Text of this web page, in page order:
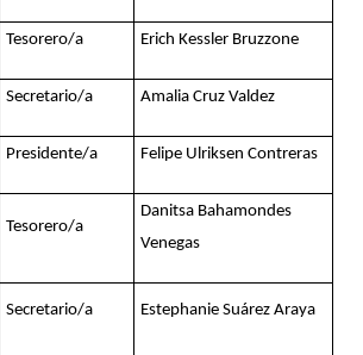
Tesorero/a
Erich Kessler Bruzzone
Secretario/a Amalia Cruz Valdez
Presidente/a Felipe Ulriksen Contreras
Tesorero/a
Danitsa Bahamondes
Venegas
Secretario/a Estephanie Suárez Araya